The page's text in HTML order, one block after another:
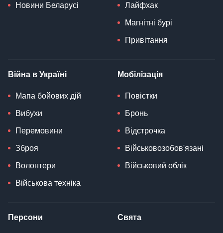
Новини Беларусі Лайфхак
Магнітні бурі
Привітання
Війна в Україні
Мапа бойових дій
Вибухи
Перемовини
Зброя
Волонтери
Військова техніка
Мобілізація
Повістки
Бронь
Відстрочка
Військовозобов'язані
Військовий облік
Персони Свята